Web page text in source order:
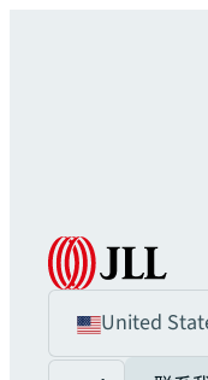
United